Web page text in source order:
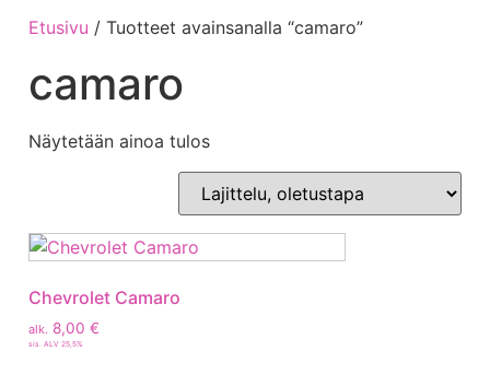
Etusivu / Tuotteet avainsanalla “camaro”
camaro
Näytetään ainoa tulos
Chevrolet Camaro
alk. 8,00 €
sis. ALV 25,5%